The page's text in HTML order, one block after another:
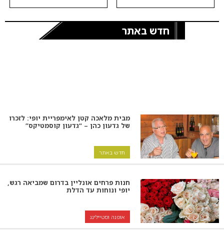
חדש באתר
מבית מלאכה קטן לאימפריית יופי: לזכרו
של גדעון כהן – “גדעון קוסמטיקס”
חדש באתר
חנות פרחים אונליין בדרום שמביאה רגש,
יופי ונוחות עד הדלת
אופנה וסטיילינג